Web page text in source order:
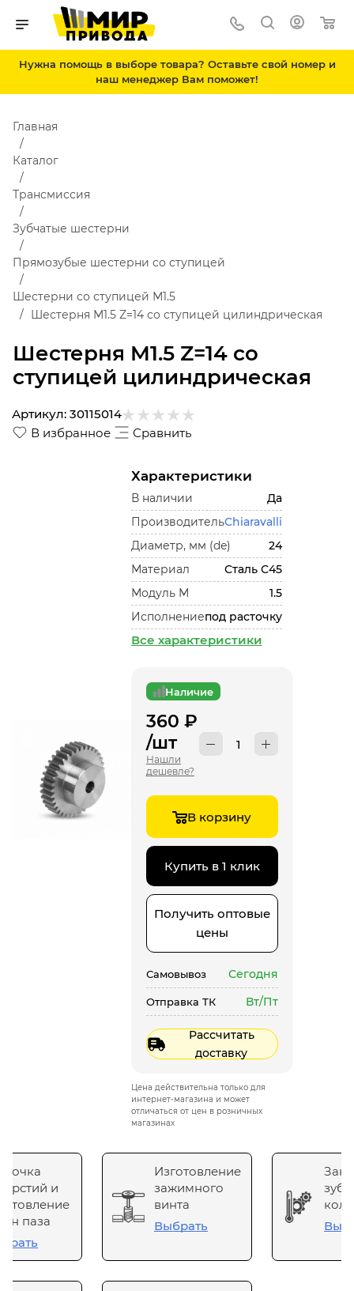
Нужна помощь в выборе товара? Оставьте свой номер и
наш менеджер Вам поможет!
Шестерня M1.5 Z=14 со
ступицей цилиндрическая
Главная
Каталог
Трансмиссия
Зубчатые шестерни
Прямозубые шестерни со ступицей
Шестерни со ступицей М1.5
Шестерня M1.5 Z=14 со ступицей цилиндрическая
В избранное Сравнить
Артикул: 30115014
Характеристики
В наличии
Да
ПроизводительChiaravalli
Диаметр, мм (de)
24
Материал
Сталь С45
Модуль М
1.5
Исполнениепод расточку
Все характеристики
Наличие
360 ₽
/шт
Нашли
дешевле?
В корзину
Купить в 1 клик
Получить оптовые
цены
Самовывоз Сегодня
Отправка ТК Вт/Пт
Рассчитать
доставку
Цена действительна только для
интернет-магазина и может
отличаться от цен в розничных
магазинах
и
паза
Изготовление
зажимного
винта
Выбрать